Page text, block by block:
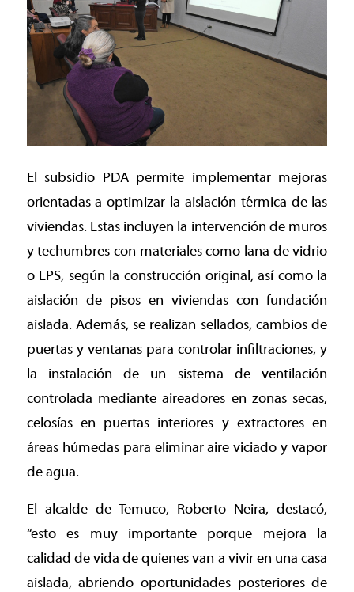
El subsidio PDA permite implementar mejoras
orientadas a optimizar la aislación térmica de las
viviendas. Estas incluyen la intervención de muros
y techumbres con materiales como lana de vidrio
o EPS, según la construcción original, así como la
aislación de pisos en viviendas con fundación
aislada. Además, se realizan sellados, cambios de
puertas y ventanas para controlar infiltraciones, y
la instalación de un sistema de ventilación
controlada mediante aireadores en zonas secas,
celosías en puertas interiores y extractores en
áreas húmedas para eliminar aire viciado y vapor
de agua.
El alcalde de Temuco, Roberto Neira, destacó,
“esto es muy importante porque mejora la
calidad de vida de quienes van a vivir en una casa
aislada, abriendo oportunidades posteriores de